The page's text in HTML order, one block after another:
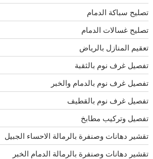
تصليح سباكة الدمام
تصليح غسالات الدمام
تعقيم المنازل بالرياض
تفصيل غرف نوم بالثقبة
تفصيل غرف نوم بالدمام والخبر
تفصيل غرف نوم بالقطيف
تفصيل وتركيب مطابخ
تقشير دهانات وصنفرة بالرمالة الاحساء الجبيل
تقشير دهانات وصنفرة بالرمالة الدمام الخبر